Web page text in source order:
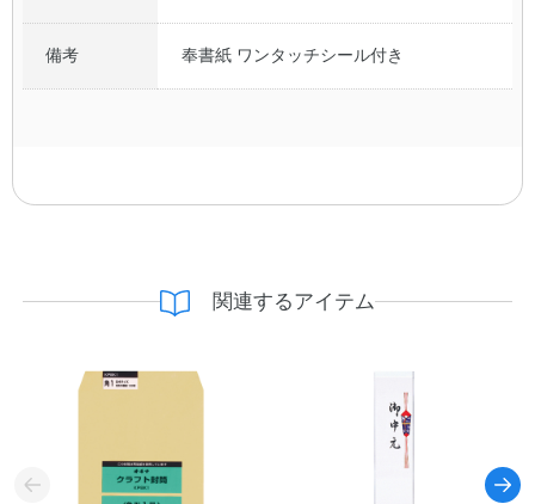
備考 奉書紙 ワンタッチシール付き
関連するアイテム